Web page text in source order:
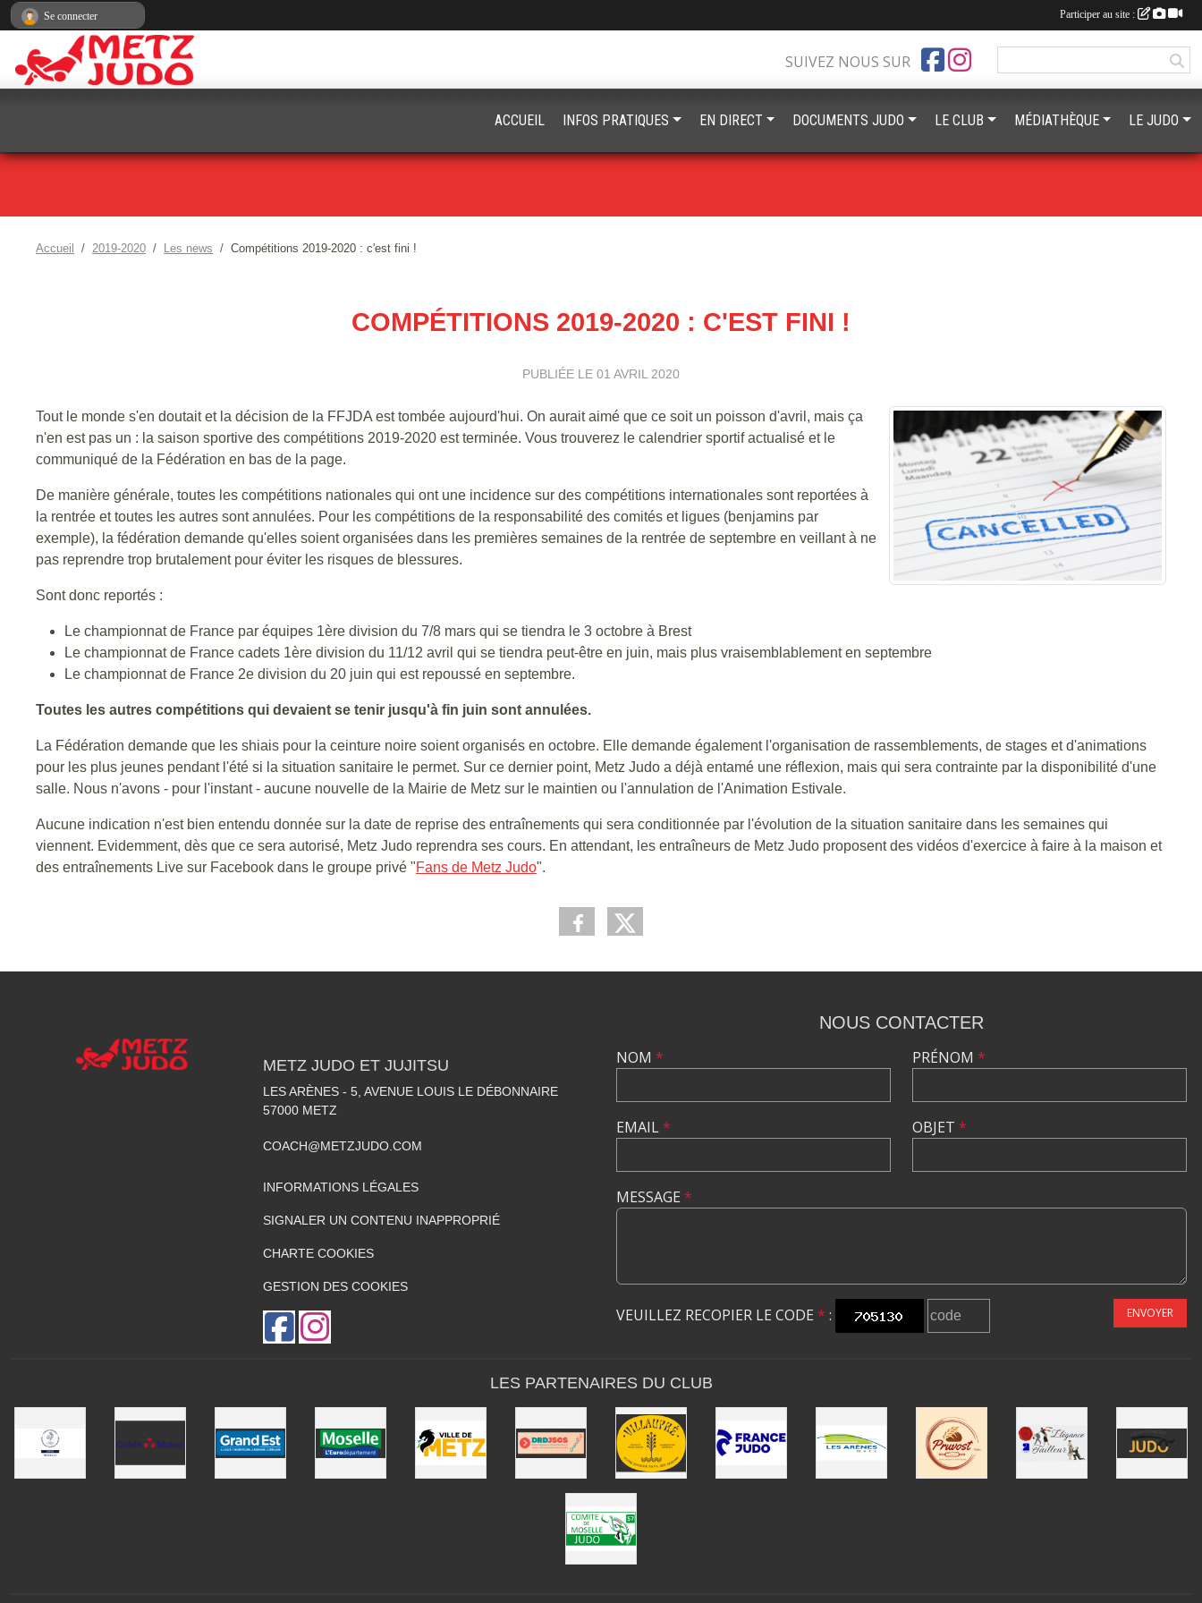
Accueil 2019-2020 Les news Compétitions 2019-2020 : c'est fini !
COMPÉTITIONS 2019-2020 : C'EST FINI !
PUBLIÉE LE 01 AVRIL 2020
Tout le monde s'en doutait et la décision de la FFJDA est tombée aujourd'hui. On aurait aimé que ce soit un poisson d'avril, mais ça
n'en est pas un : la saison sportive des compétitions 2019-2020 est terminée. Vous trouverez le calendrier sportif actualisé et le
communiqué de la Fédération en bas de la page.
De manière générale, toutes les compétitions nationales qui ont une incidence sur des compétitions internationales sont reportées à
la rentrée et toutes les autres sont annulées. Pour les compétitions de la responsabilité des comités et ligues (benjamins par
exemple), la fédération demande qu'elles soient organisées dans les premières semaines de la rentrée de septembre en veillant à ne
pas reprendre trop brutalement pour éviter les risques de blessures.
Sont donc reportés :
Le championnat de France par équipes 1ère division du 7/8 mars qui se tiendra le 3 octobre à Brest
Le championnat de France cadets 1ère division du 11/12 avril qui se tiendra peut-être en juin, mais plus vraisemblablement en septembre
Le championnat de France 2e division du 20 juin qui est repoussé en septembre.
Toutes les autres compétitions qui devaient se tenir jusqu'à fin juin sont annulées.
La Fédération demande que les shiais pour la ceinture noire soient organisés en octobre. Elle demande également l'organisation de rassemblements, de stages et d'animations
pour les plus jeunes pendant l'été si la situation sanitaire le permet. Sur ce dernier point, Metz Judo a déjà entamé une réflexion, mais qui sera contrainte par la disponibilité d'une
salle. Nous n'avons - pour l'instant - aucune nouvelle de la Mairie de Metz sur le maintien ou l'annulation de l'Animation Estivale.
Aucune indication n'est bien entendu donnée sur la date de reprise des entraînements qui sera conditionnée par l'évolution de la situation sanitaire dans les semaines qui
viennent. Evidemment, dès que ce sera autorisé, Metz Judo reprendra ses cours. En attendant, les entraîneurs de Metz Judo proposent des vidéos d'exercice à faire à la maison et
des entraînements Live sur Facebook dans le groupe privé "Fans de Metz Judo".
SUIVEZ NOUS SUR
ACCUEIL INFOS PRATIQUES EN DIRECT DOCUMENTS JUDO LE CLUB MÉDIATHÈQUE LE JUDO
METZ JUDO ET JUJITSU
LES ARÈNES - 5, AVENUE LOUIS LE DÉBONNAIRE
57000 METZ
COACH@METZJUDO.COM
INFORMATIONS LÉGALES
SIGNALER UN CONTENU INAPPROPRIÉ
CHARTE COOKIES
GESTION DES COOKIES
NOUS CONTACTER
NOM *
EMAIL*
PRÉNOM *
OBJET *
MESSAGE *
VEUILLEZ RECOPIER LE CODE * : ENVOYER
LES PARTENAIRES DU CLUB
Se connecter Participer au site :
Panneau de gestion des cookies